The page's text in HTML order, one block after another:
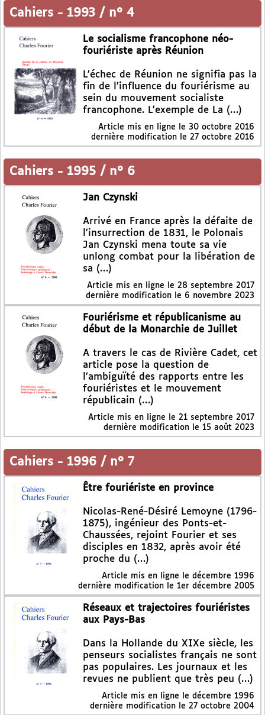
Cahiers - 1993 / n° 4
Le socialisme francophone néo-
fouriériste après Réunion
L’échec de Réunion ne signifia pas la
fin de l’influence du fouriérisme au
sein du mouvement socialiste
francophone. L’exemple de La (…)
Article mis en ligne le 30 octobre 2016
dernière modification le 27 octobre 2016
Cahiers - 1995 / n° 6
Jan Czynski
Arrivé en France après la défaite de
l’insurrection de 1831, le Polonais
Jan Czynski mena toute sa vie
unlong combat pour la libération de
sa (…)
Article mis en ligne le 28 septembre 2017
dernière modification le 6 novembre 2023
Fouriérisme et républicanisme au
début de la Monarchie de Juillet
A travers le cas de Rivière Cadet, cet
article pose la question de
l’ambiguïté des rapports entre les
fouriéristes et le mouvement
républicain (…)
Article mis en ligne le 21 septembre 2017
dernière modification le 15 août 2023
Cahiers - 1996 / n° 7
Être fouriériste en province
Nicolas-René-Désiré Lemoyne (1796-
1875), ingénieur des Ponts-et-
Chaussées, rejoint Fourier et ses
disciples en 1832, après avoir été
proche du (…)
Article mis en ligne le décembre 1996
dernière modification le 1er décembre 2005
Réseaux et trajectoires fouriéristes
aux Pays-Bas
Dans la Hollande du XIXe siècle, les
penseurs socialistes français ne sont
pas populaires. Les journaux et les
revues ne publient que très peu (…)
Article mis en ligne le décembre 1996
dernière modification le 27 octobre 2004